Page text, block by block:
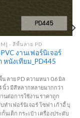
- สีพื้นลาย PD
งานเฟอร์นิเจอร์
หนังเทียม_PD445
น ลาย PD ความหนา 0.6 มิล
นิ้ว มีสีหลากหลายมากกว่า
นต่อการใช้งาน ราคาถูก
ทำเฟอร์นิเจอร์ โซฟา เก้าอี้ บุ
นเด็ก กระเป๋า เครื่องประดับ